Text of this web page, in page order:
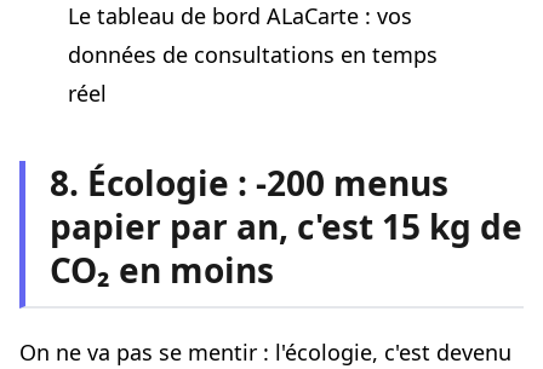
Le tableau de bord ALaCarte : vos
données de consultations en temps
réel
8. Écologie : -200 menus
papier par an, c'est 15 kg de
CO₂ en moins
On ne va pas se mentir : l'écologie, c'est devenu